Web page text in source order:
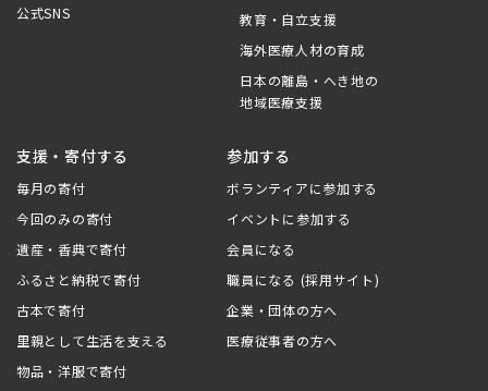
公式SNS
教育・自立支援
海外医療人材の育成
日本の離島・へき地の
地域医療支援
支援・寄付する
毎月の寄付
今回のみの寄付
遺産・香典で寄付
ふるさと納税で寄付
古本で寄付
里親として生活を支える
物品・洋服で寄付
参加する
ボランティアに参加する
イベントに参加する
会員になる
職員になる (採用サイト)
企業・団体の方へ
医療従事者の方へ